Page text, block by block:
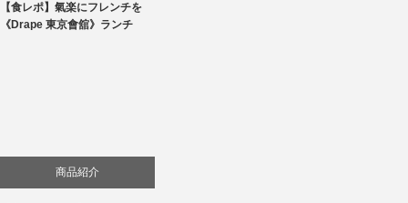
食べ物
【食レポ】氣楽にフレンチを
《Drape 東京會舘》ランチ
商品紹介